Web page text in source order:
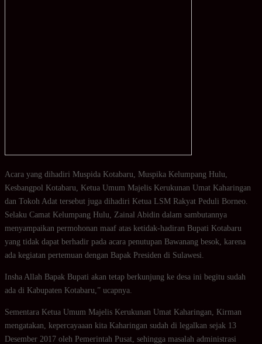
Acara yang dihadiri Muspida Kotabaru, Muspika Kelumpang Hulu,
Kesbangpol Kotabaru, Ketua Umum Majelis Kerukunan Umat Kaharingan
dan Tokoh Adat tersebut juga dihadiri Ketua LSM Rakyat Peduli Borneo.
Selaku Camat Kelumpang Hulu, Zainal Abidin dalam sambutannya
menyampaikan permohonan maaf atas ketidak-hadiran Bupati Kotabaru
yang tidak dapat berhadir pada acara penutupan Bawanang besok, karena
ada kegiatan pertemuan dengan Bapak Presiden di Sulawesi.
Insha Allah Bapak Bupati akan tetap berkunjung ke desa ini begitu sudah
ada di Kabupaten Kotabaru,” ucapnya.
Sementara Ketua Umum Majelis Kerukunan Umat Kaharingan, Kirman
mengatakan, kepercayaaan kita Kaharingan sudah di legalkan sejak 13
Desember 2017 oleh Pemerintah Pusat, sehingga masalah administrasi